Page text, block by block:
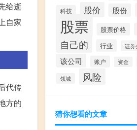
给逝
自家
代传
方的
科技 股价 股份
股票 股票价格
自己的 行业 证券
该公司 账户 资金
领域 风险
猜你想看的文章